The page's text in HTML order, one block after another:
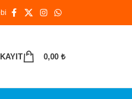
0,00 ₺